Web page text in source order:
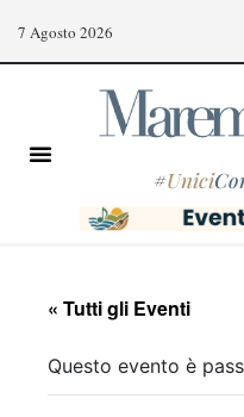
7 Agosto 2026
#Unici
« Tutti gli Eventi
Questo evento è